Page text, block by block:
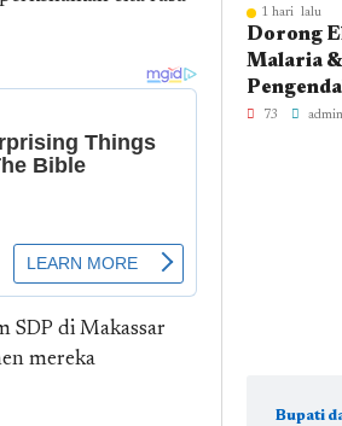
SDP di Makassar
mereka
1 hari lalu
Dorong
Malaria &
Dinkes
73 admin
Bupati